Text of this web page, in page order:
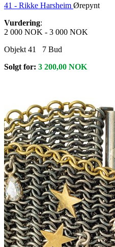
41 - Rikke Harsheim Ørepynt
Vurdering:
2 000 NOK - 3 000 NOK
Objekt 41
7 Bud
Solgt for: 3 200,00 NOK